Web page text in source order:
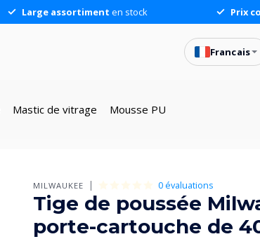
Large assortiment en stock Prix
Francais
Mastic de vitrage Mousse PU
MILWAUKEE 0 évaluations
Tige de poussée
porte-cartouche de